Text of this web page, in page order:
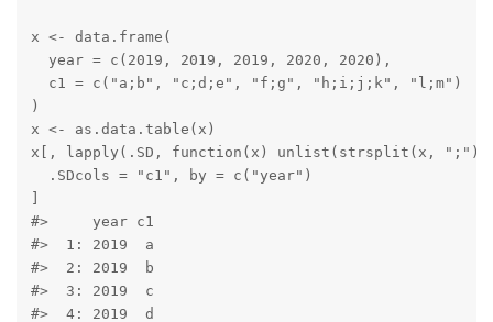
x <- data.frame(
  year = c(2019, 2019, 2019, 2020, 2020),
  c1 = c("a;b", "c;d;e", "f;g", "h;i;j;k", "l;m")
)
x <- as.data.table(x)
x[, lapply(.SD, function(x) unlist(strsplit(x,
  .SDcols = "c1", by = c("year")
#>     year c1
#>  1: 2019  a
#>  2: 2019  b
#>  3: 2019  c
#>  4: 2019  d